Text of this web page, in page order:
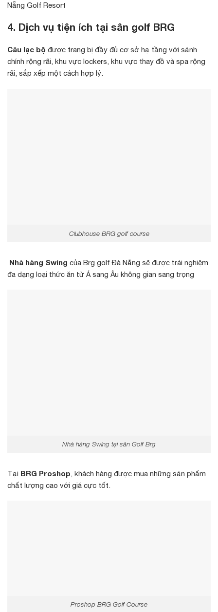
Nẵng Golf Resort
4. Dịch vụ tiện ích tại sân golf BRG
Câu lạc bộ được trang bị đầy đủ cơ sở hạ tầng với sảnh
chính rộng rãi, khu vực lockers, khu vực thay đồ và spa rộng
rãi, sắp xếp một cách hợp lý.
Clubhouse BRG golf course
Nhà hàng Swing của Brg golf Đà Nẵng sẽ được trải nghiệm
đa dạng loại thức ăn từ Á sang Âu không gian sang trọng
Nhà hàng Swing tại sân Golf Brg
Tại BRG Proshop, khách hàng được mua những sản phẩm
chất lượng cao với giá cực tốt.
Proshop BRG Golf Course